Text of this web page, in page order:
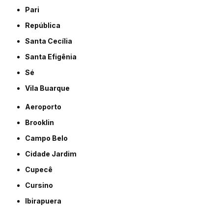
Pari
República
Santa Cecília
Santa Efigênia
Sé
Vila Buarque
Aeroporto
Brooklin
Campo Belo
Cidade Jardim
Cupecê
Cursino
Ibirapuera